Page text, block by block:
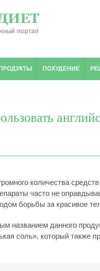
ПРОДУКТЫ ПОХУДЕНИЕ
количества
часто не
борьбы за красивое
названием данного
соль», который также